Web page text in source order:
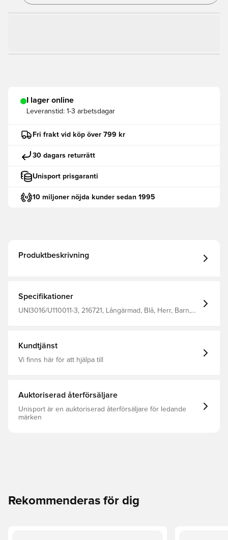
I lager online
Leveranstid: 1-3 arbetsdagar
Fri frakt vid köp över 799 kr
30 dagars returrätt
Unisport prisgaranti
10 miljoner nöjda kunder sedan 1995
Produktbeskrivning
Specifikationer
UNI3016/U110011-3, 216721, Långärmad, Blå, Herr, Barn,
Kundtjänst
Vi finns här för att hjälpa till
Auktoriserad återförsäljare
Unisport är en auktoriserad återförsäljare för ledande
märken
Rekommenderas för dig